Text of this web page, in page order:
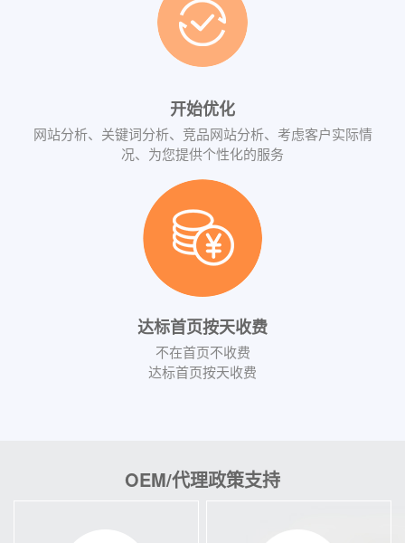
开始优化
网站分析、关键词分析、竞品网站分析、考虑客户实际情
况、为您提供个性化的服务
达标首页按天收费
不在首页不收费
达标首页按天收费
OEM/代理政策支持